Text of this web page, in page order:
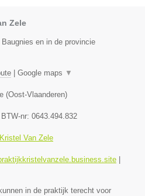
Zele
en in de provincie
| Google maps ▼
(Oost-Vlaanderen)
, BTW-nr: 0643.494.832
Van Zele
|
in de praktijk terecht voor